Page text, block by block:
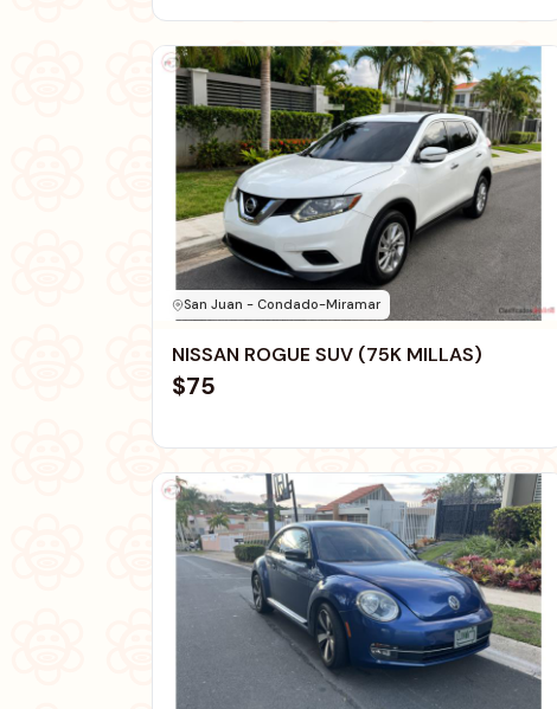
San Juan - Condado-Miramar
NISSAN ROGUE SUV (75K MILLAS)
$75